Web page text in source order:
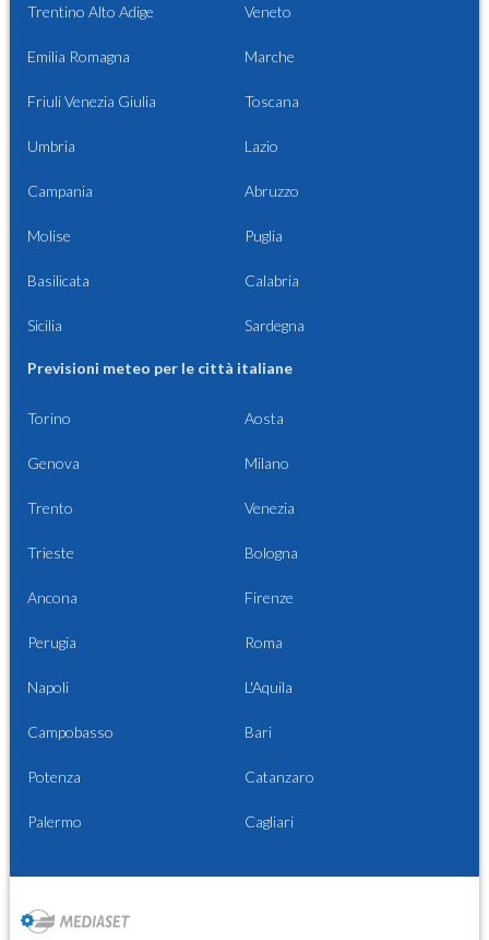
Trentino Alto Adige Veneto
Emilia Romagna Marche
Friuli Venezia Giulia Toscana
Umbria Lazio
Campania Abruzzo
Molise Puglia
Basilicata Calabria
Sicilia Sardegna
Previsioni meteo per le città italiane
Torino Aosta
Genova Milano
Trento Venezia
Trieste Bologna
Ancona Firenze
Perugia Roma
Napoli L'Aquila
Campobasso Bari
Potenza Catanzaro
Palermo Cagliari